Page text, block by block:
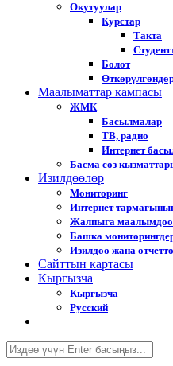
Окутуулар
Курстар
Такта
Болот
Маалыматтар кампасы
ЖМК
Басылмалар
ТВ, радио
Интернет
Басма сөз
Изилдөөлөр
Мониторинг
Интернет
Жалпыга маалымдоо
Башка
Изилдөө жана
Cайттын картасы
Кыргызча
Кыргызча
Русский